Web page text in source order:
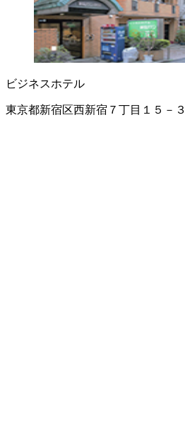
ビジネスホテル
東京都新宿区西新宿７丁目１５－３